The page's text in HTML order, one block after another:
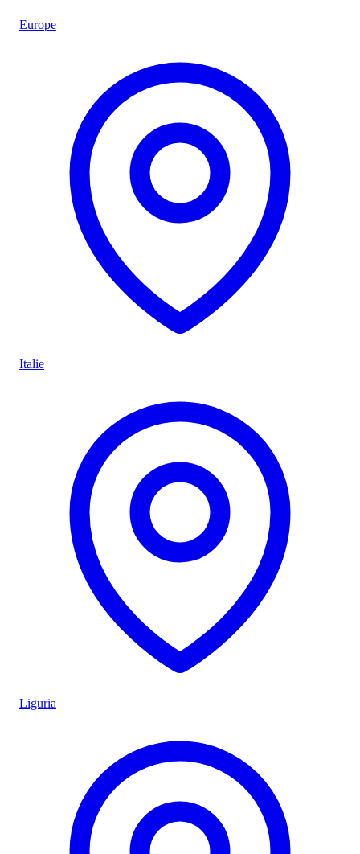
Europe
Italie
Liguria